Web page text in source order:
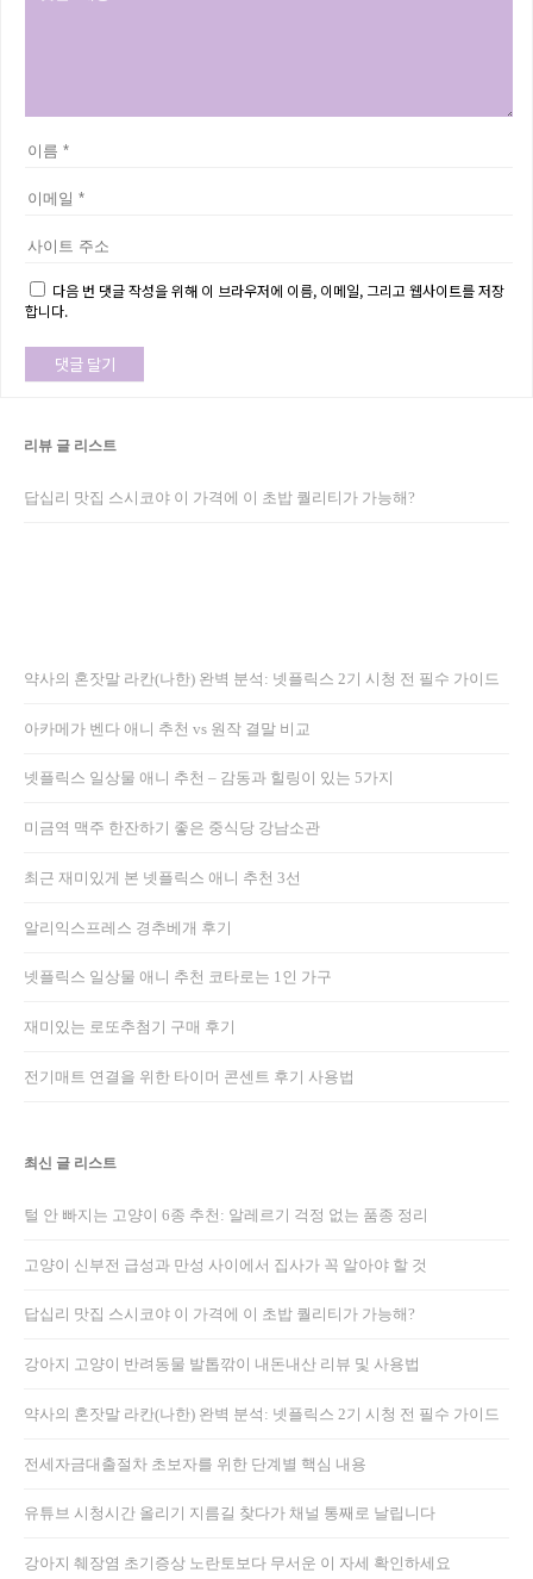
다음 번 댓글 작성을 위해 이 브라우저에 이름, 이메일, 그리고 웹사이트를 저장
합니다.
리뷰 글 리스트
답십리 맛집 스시코야 이 가격에 이 초밥 퀄리티가 가능해?
약사의 혼잣말 라칸(나한) 완벽 분석: 넷플릭스 2기 시청 전 필수 가이드
아카메가 벤다 애니 추천 vs 원작 결말 비교
넷플릭스 일상물 애니 추천 – 감동과 힐링이 있는 5가지
미금역 맥주 한잔하기 좋은 중식당 강남소관
최근 재미있게 본 넷플릭스 애니 추천 3선
알리익스프레스 경추베개 후기
넷플릭스 일상물 애니 추천 코타로는 1인 가구
재미있는 로또추첨기 구매 후기
전기매트 연결을 위한 타이머 콘센트 후기 사용법
최신 글 리스트
털 안 빠지는 고양이 6종 추천: 알레르기 걱정 없는 품종 정리
고양이 신부전 급성과 만성 사이에서 집사가 꼭 알아야 할 것
답십리 맛집 스시코야 이 가격에 이 초밥 퀄리티가 가능해?
강아지 고양이 반려동물 발톱깎이 내돈내산 리뷰 및 사용법
약사의 혼잣말 라칸(나한) 완벽 분석: 넷플릭스 2기 시청 전 필수 가이드
전세자금대출절차 초보자를 위한 단계별 핵심 내용
유튜브 시청시간 올리기 지름길 찾다가 채널 통째로 날립니다
강아지 췌장염 초기증상 노란토보다 무서운 이 자세 확인하세요